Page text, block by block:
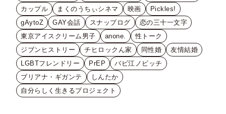
カップル
まくのうちぃシネマ 映画
Pickles!
gAytoZ
GAY会話 スナップログ
恋の三十一文字
東京アイスクリーム男子
anone.
性トーク
ジブンヒストリー
チヒロックん家 同性婚
友情結婚
LGBTフレンドリー
PrEP
バビ江ノビッチ
ブリアナ・ギガンテ
しんたか
自分らしく生きるプロジェクト